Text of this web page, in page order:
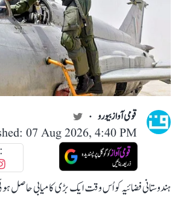
قومی آواز بیورو
07 Aug 2026, 4:40 PM
ہندوستانی فضائیہ کو اُس وقت ایک بڑی کامیابی حاصل